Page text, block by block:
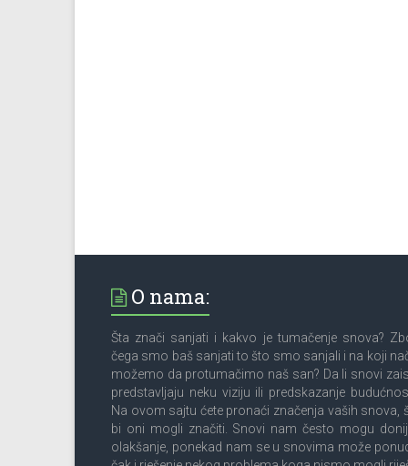
O nama:
Šta znači sanjati i kakvo je tumačenje snova?
čega smo baš sanjati to što smo sanjali i na koji
možemo da protumačimo naš san? Da li snovi
predstavljaju neku viziju ili predskazanje
Na ovom sajtu ćete pronaći značenja vaših snova,
bi oni mogli značiti. Snovi nam često mogu
olakšanje, ponekad nam se u snovima može